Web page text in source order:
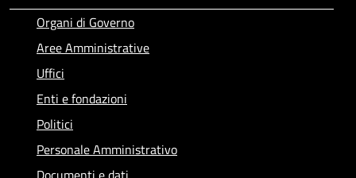
Organi di Governo
Aree Amministrative
Uffici
Enti e fondazioni
Politici
Personale Amministrativo